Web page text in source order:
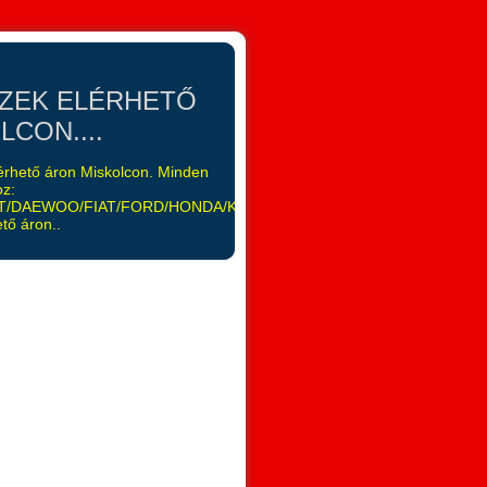
ELÉRHETŐ
áron Miskolcon. Minden
DAEWOO/FIAT/FORD/HONDA/KIA/LANCIA/LEXUS/MAZDA/
áron..